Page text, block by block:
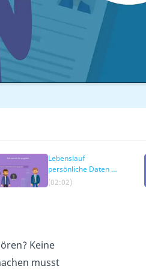
Lebenslauf
persönliche Daten –
freiwillige Angaben
(02:02)
Keine
musst